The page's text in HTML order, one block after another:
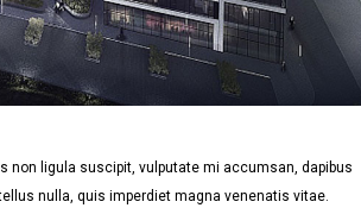
ligula suscipit, vulputate mi accumsan, dapibus
nulla, quis imperdiet magna venenatis vitae.